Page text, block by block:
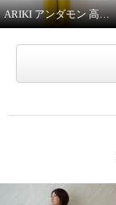
ARIKI アンダモン 高身長スタッフがはいてみました！